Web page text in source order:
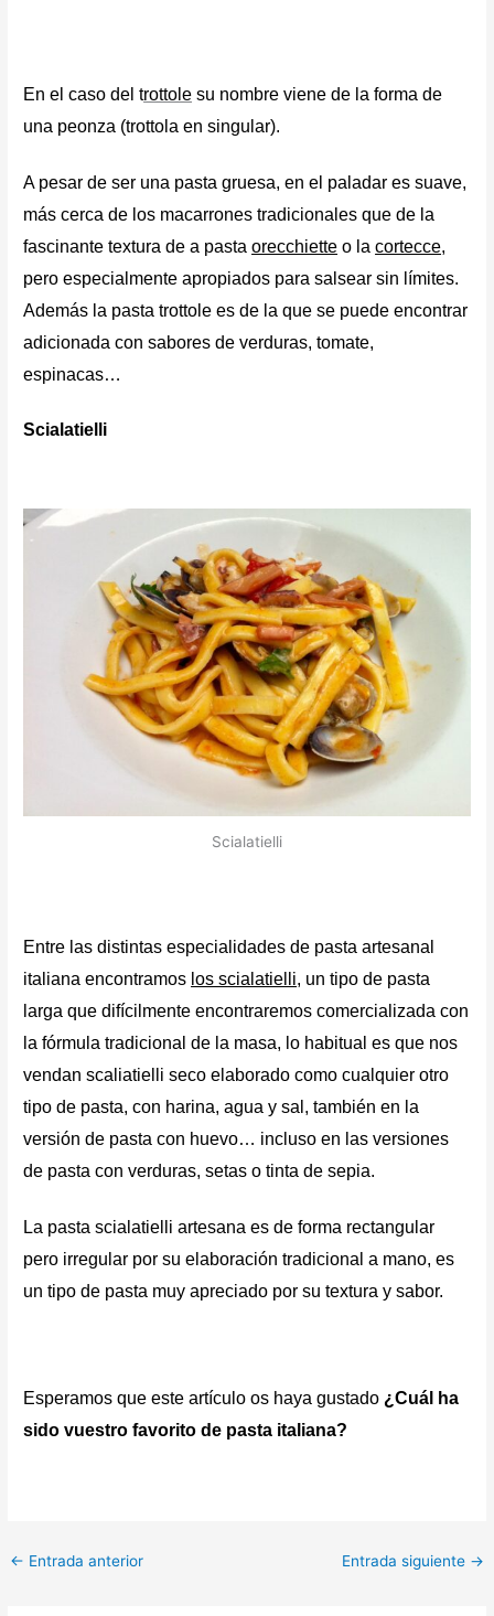
En el caso del trottole su nombre viene de la forma de
una peonza (trottola en singular).
A pesar de ser una pasta gruesa, en el paladar es suave,
más cerca de los macarrones tradicionales que de la
fascinante textura de a pastaorecchiette o lacortecce,
pero especialmente apropiados para salsear sin límites.
Además la pasta trottole es de la que se puede encontrar
adicionada con sabores de verduras, tomate,
espinacas…
Scialatielli
Scialatielli
Entre las distintas especialidades de pasta artesanal
italiana encontramos los scialatielli, un tipo de pasta
larga que difícilmente encontraremos comercializada con
la fórmula tradicional de la masa, lo habitual es que nos
vendan scaliatielli seco elaborado como cualquier otro
tipo de pasta, con harina, agua y sal, también en la
versión de pasta con huevo… incluso en las versiones
de pasta con verduras, setas o tinta de sepia.
La pasta scialatielli artesana es de forma rectangular
pero irregular por su elaboración tradicional a mano, es
un tipo de pasta muy apreciado por su textura y sabor.
Esperamos que este artículo os haya gustado ¿Cuál ha
sido vuestro favorito de pasta italiana?
← Entrada anterior Entrada siguiente →